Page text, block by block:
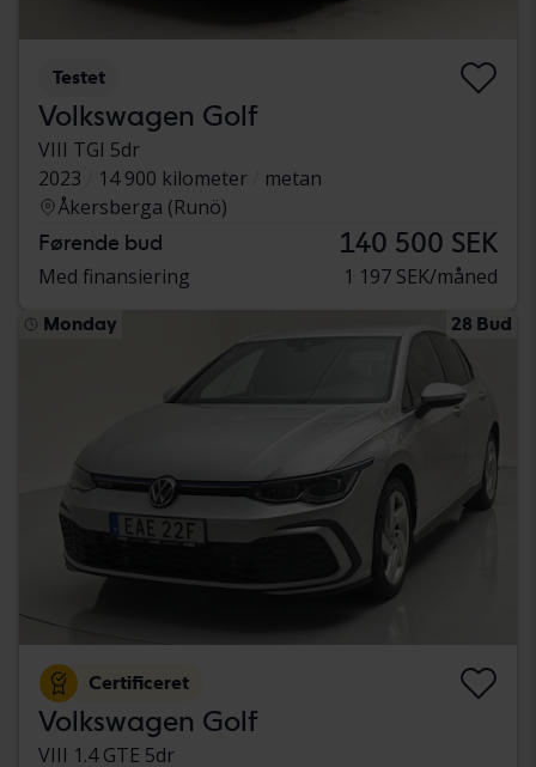
Testet
Volkswagen Golf
VIII TGI 5dr
2023
14 900 kilometer
metan
Åkersberga (Runö)
Førende bud 140 500 SEK
Med finansiering 1 197 SEK/måned
Monday 28 Bud
Certificeret
Volkswagen Golf
VIII 1.4 GTE 5dr